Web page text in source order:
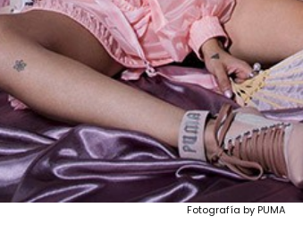
Fotografía by PUMA